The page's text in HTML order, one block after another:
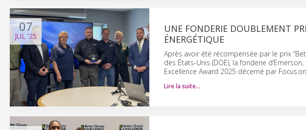
07
JUL '25
UNE FONDERIE DOUBLEMENT
ÉNERGÉTIQUE
Après avoir été récompensée par le prix
des États-Unis (DOE), la fonderie
Excellence Award 2025 décerné par Focus
Lire la suite…